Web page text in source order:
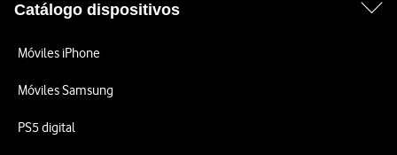
Catálogo dispositivos
Móviles iPhone
Móviles Samsung
PS5 digital